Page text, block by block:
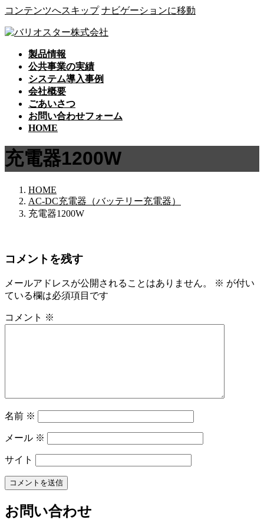
コンテンツへスキップ ナビゲーションに移動
製品情報
公共事業の実績
システム導入事例
会社概要
ごあいさつ
お問い合わせフォーム
HOME
充電器1200W
HOME
AC-DC充電器（バッテリー充電器）
充電器1200W
コメントを残す
メールアドレスが公開されることはありません。 ※ が付い
ている欄は必須項目です
コメント ※
名前 ※
メール ※
サイト
お問い合わせ